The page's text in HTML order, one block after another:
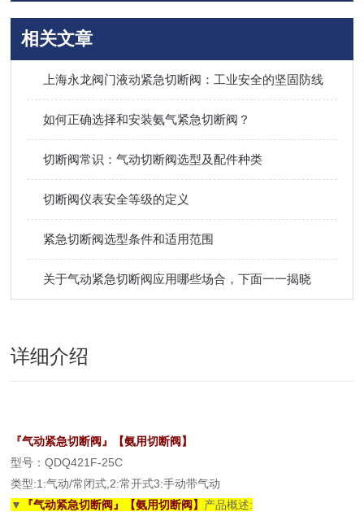
相关文章
上海永龙阀门液动紧急切断阀：工业安全的坚固防线​
如何正确选择和安装氨气紧急切断阀？
切断阀常识：气动切断阀选型及配件种类
切断阀仪表安全等级的定义
紧急切断阀选型条件和适用范围
关于气动紧急切断阀应用哪些场合，下面一一揭晓
详细介绍
『气动紧急切断阀』【氨用切断阀】
型号：QDQ421F-25C
类型:1:气动/常闭式,2:常开式3:手动带气动
▼
『气动紧急切断阀』【氨用切断阀】 产品概述: